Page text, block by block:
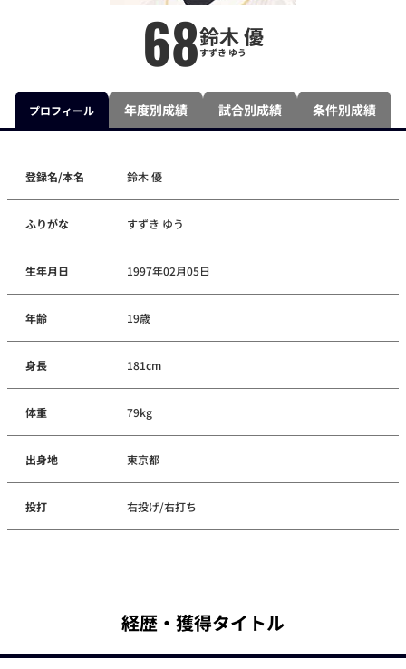
68鈴木 優
すずき ゆう
プロフィール 年度別成績 試合別成績 条件別成績
登録名/本名 鈴木 優
ふりがな すずき ゆう
生年月日 1997年02月05日
年齢 19歳
身長 181cm
体重 79kg
出身地 東京都
投打 右投げ/右打ち
経歴・獲得タイトル